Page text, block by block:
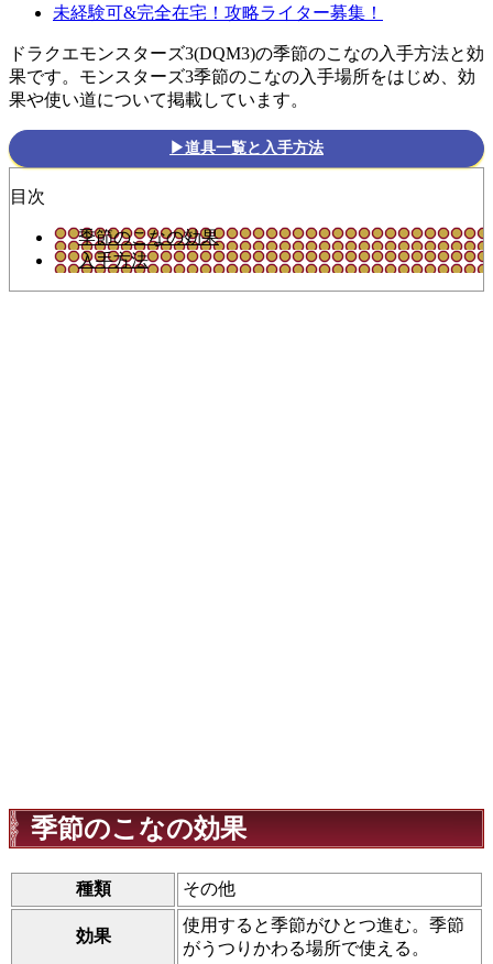
未経験可&完全在宅！攻略ライター募集！
ドラクエモンスターズ3(DQM3)の季節のこなの入手方法と効
果です。モンスターズ3季節のこなの入手場所をはじめ、効
果や使い道について掲載しています。
▶道具一覧と入手方法
目次
季節のこなの効果
入手方法
季節のこなの効果
種類 その他
効果
使用すると季節がひとつ進む。季節
がうつりかわる場所で使える。